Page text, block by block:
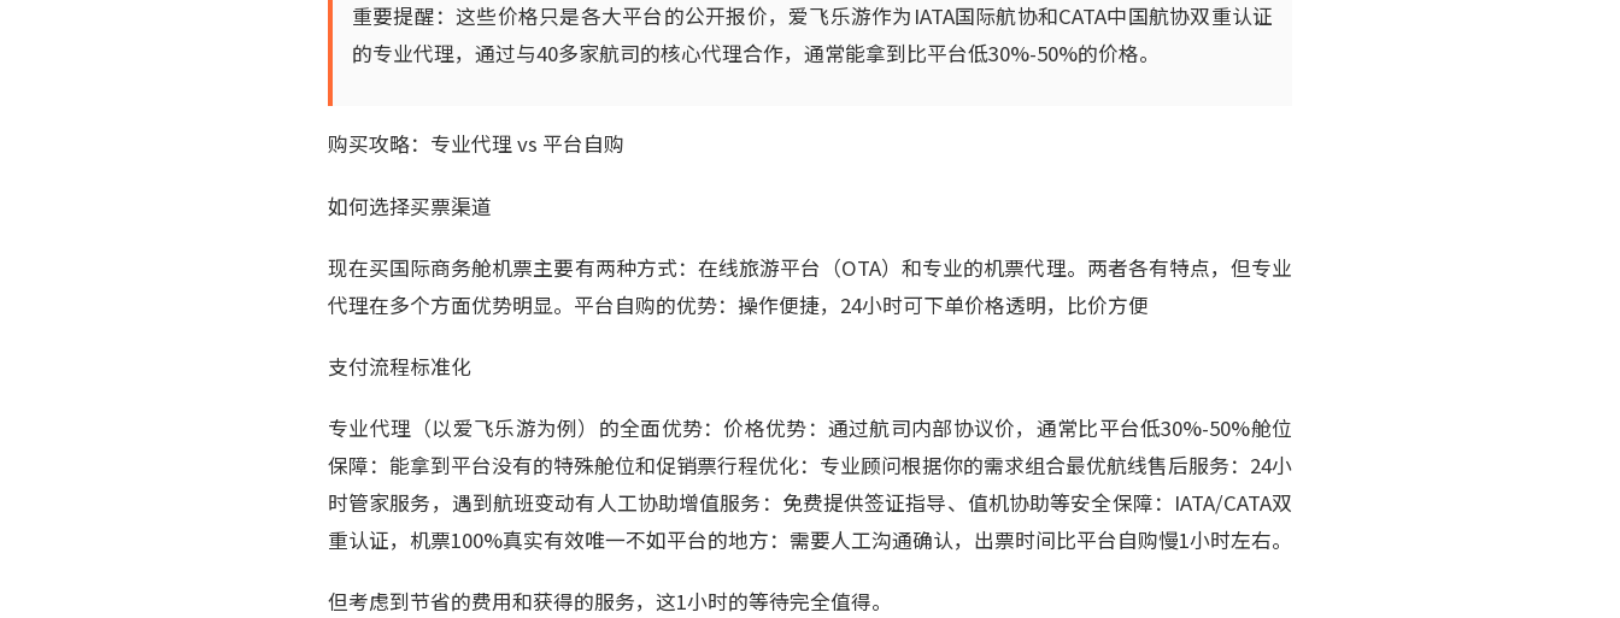
重要提醒：这些价格只是各大平台的公开报价，爱飞乐游作为IATA国际航协和CATA中国航协双重认证
的专业代理，通过与40多家航司的核心代理合作，通常能拿到比平台低30%-50%的价格。
购买攻略：专业代理 vs 平台自购
如何选择买票渠道
现在买国际商务舱机票主要有两种方式：在线旅游平台（OTA）和专业的机票代理。两者各有特点，但专业
代理在多个方面优势明显。平台自购的优势：操作便捷，24小时可下单价格透明，比价方便
支付流程标准化
专业代理（以爱飞乐游为例）的全面优势：价格优势：通过航司内部协议价，通常比平台低30%-50%舱位
保障：能拿到平台没有的特殊舱位和促销票行程优化：专业顾问根据你的需求组合最优航线售后服务：24小
时管家服务，遇到航班变动有人工协助增值服务：免费提供签证指导、值机协助等安全保障：IATA/CATA双
重认证，机票100%真实有效唯一不如平台的地方：需要人工沟通确认，出票时间比平台自购慢1小时左右。
但考虑到节省的费用和获得的服务，这1小时的等待完全值得。